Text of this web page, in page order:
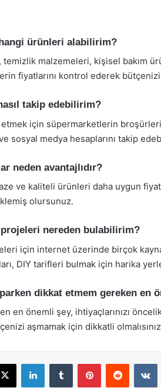
ürünleri alabilirim?
temizlik malzemeleri, kişisel bakım
fiyatlarını kontrol ederek
takip edebilirim?
için süpermarketlerin
sosyal medya hesaplarını takip
neden avantajlıdır?
ve kaliteli ürünleri daha uygun
olursunuz.
nereden bulabilirim?
için internet üzerinde birçok
DIY tarifleri bulmak için harika
dikkat etmem gereken en
en önemli şey, ihtiyaçlarınızı
aşmamak için dikkatli
X LinkedInTumblr PinterestReddit